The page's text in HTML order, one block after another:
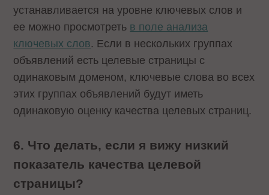
устанавливается на уровне ключевых слов и
ее можно просмотреть в поле анализа
ключевых слов. Если в нескольких группах
объявлений есть целевые страницы с
одинаковым доменом, ключевые слова во всех
этих группах объявлений будут иметь
одинаковую оценку качества целевых страниц.
6. Что делать, если я вижу низкий
показатель качества целевой
страницы?